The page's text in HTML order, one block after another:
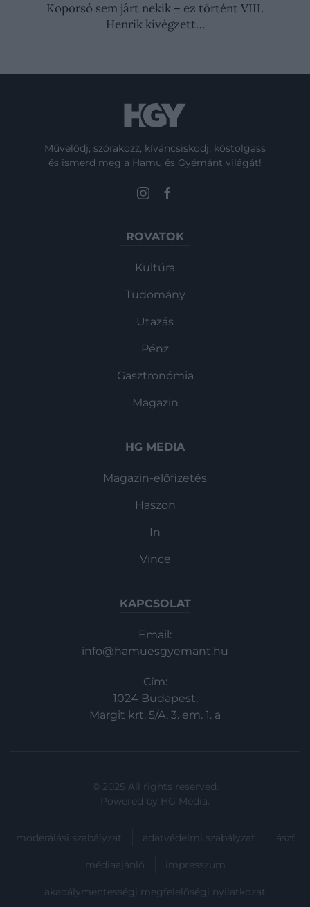
Koporsó sem járt nekik – ez történt VIII.
Henrik kivégzett…
Művelődj, szórakozz, kíváncsiskodj, kóstolgass
és ismerd meg a Hamu és Gyémánt világát!
ROVATOK
Kultúra
Tudomány
Utazás
Pénz
Gasztronómia
Magazin
HG MEDIA
Magazin-előfizetés
Haszon
In
Vince
KAPCSOLAT
Email:
info@hamuesgyemant.hu
Cím:
1024 Budapest,
Margit krt. 5/A, 3. em. 1. a
© 2025 All rights reserved.
Powered by HG Media.
moderálási szabályzat adatvédelmi szabályzat ászf
médiaajánló impresszum
akadálymentességi megfelelőségi nyilatkozat